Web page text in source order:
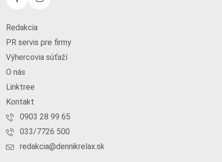
Redakcia
PR servis pre firmy
Výhercovia súťaží
O nás
Linktree
Kontakt
0903 28 99 65
033/7726 500
redakcia@dennikrelax.sk